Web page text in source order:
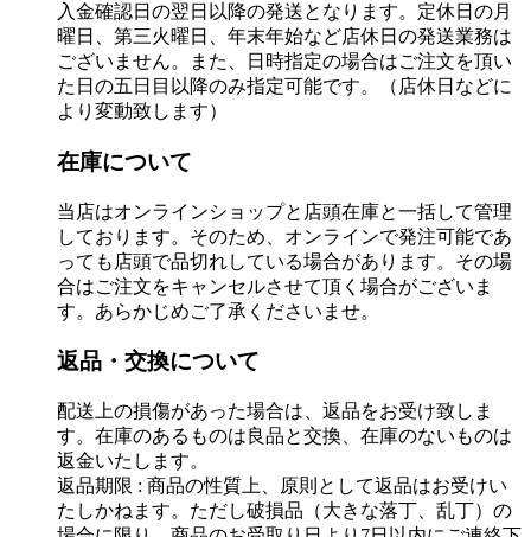
入金確認日の翌日以降の発送となります。定休日の月
曜日、第三火曜日、年末年始など店休日の発送業務は
ございません。また、日時指定の場合はご注文を頂い
た日の五日目以降のみ指定可能です。（店休日などに
より変動致します）
在庫について
当店はオンラインショップと店頭在庫と一括して管理
しております。そのため、オンラインで発注可能であ
っても店頭で品切れしている場合があります。その場
合はご注文をキャンセルさせて頂く場合がございま
す。あらかじめご了承くださいませ。
返品・交換について
配送上の損傷があった場合は、返品をお受け致しま
す。在庫のあるものは良品と交換、在庫のないものは
返金いたします。
返品期限 : 商品の性質上、原則として返品はお受けい
たしかねます。ただし破損品（大きな落丁、乱丁）の